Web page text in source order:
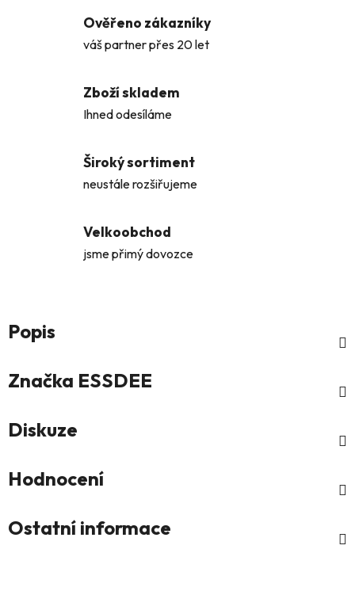
Ověřeno zákazníky
váš partner přes 20 let
Zboží skladem
Ihned odesíláme
Široký sortiment
neustále rozšiřujeme
Velkoobchod
jsme přimý dovozce
Popis
Značka ESSDEE
Diskuze
Hodnocení
Ostatní informace